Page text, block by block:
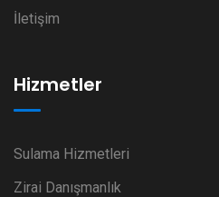
İletişim
Hizmetler
Sulama Hizmetleri
Zirai Danışmanlık